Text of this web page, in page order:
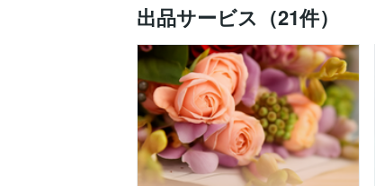
そう思えるような鑑定をめざしなが
静かに、でも深く心に届くセッシ
誰に対しても公平で、美しいスピ
ある言葉を大切にしながら、共に歩
あなたの良き隣人として、心から応
出品サービス（21件）